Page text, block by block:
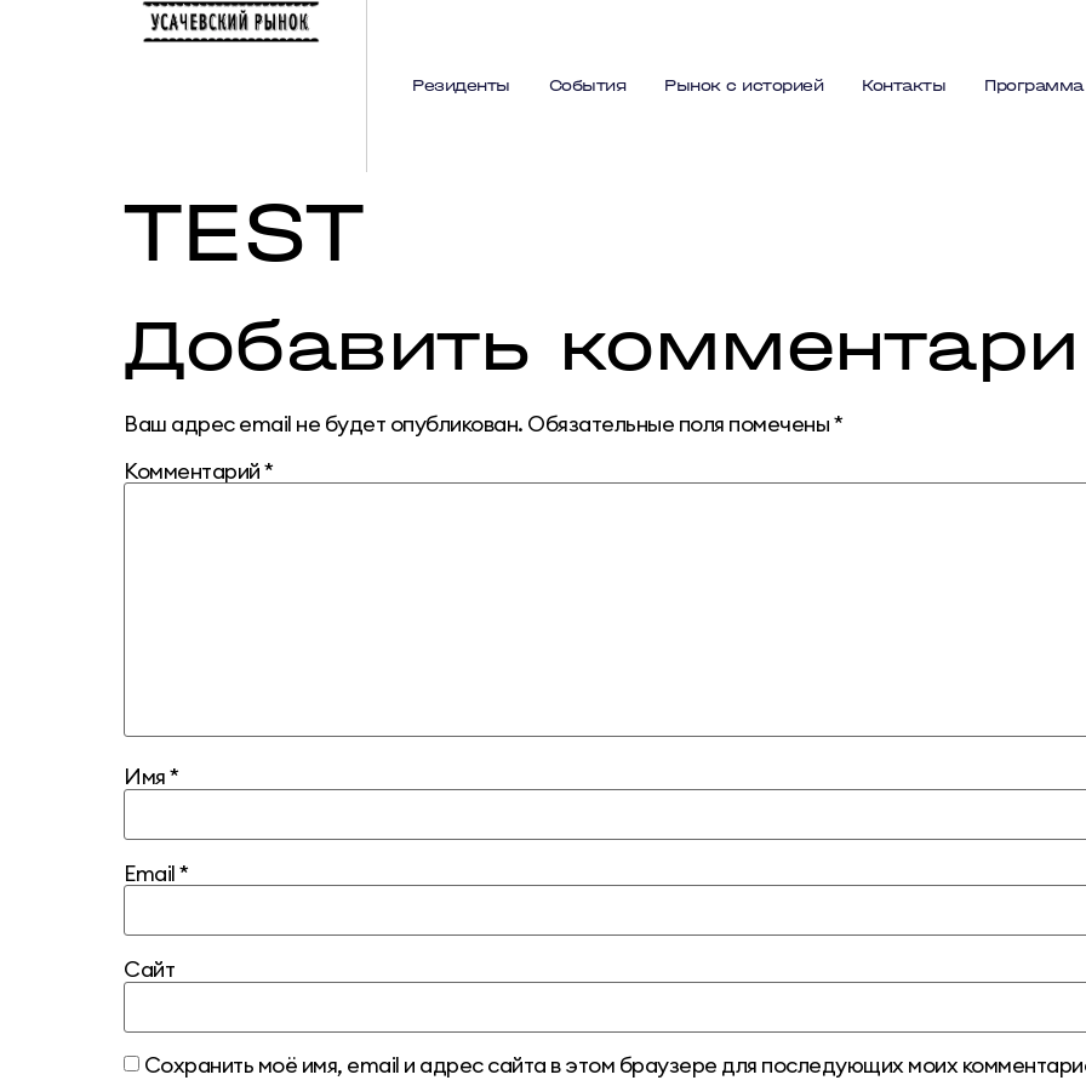
Резиденты События Рынок с историей Контакты Программа
TEST
Добавить
Ваш адрес email не будет опубликован. Обязательные поля помечены*
Комментарий*
Имя*
Email*
Сайт
Сохранить моё имя, email и адрес сайта в этом браузере для последующих моих